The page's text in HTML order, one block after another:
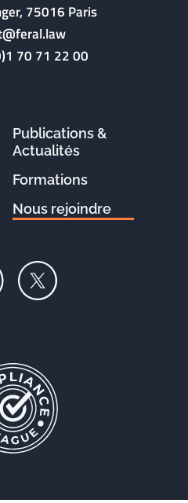
75016 Paris
70 71 22 00
Publications &
Actualités
Formations
Nous rejoindre